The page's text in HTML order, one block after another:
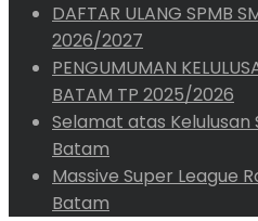
DAFTAR ULANG SPMB
2026/2027
PENGUMUMAN
BATAM TP 2025/2026
Selamat atas Kelulusan
Batam
Massive Super League
Batam